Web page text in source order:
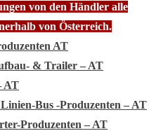
von den Händler alle
von Österreich.
AT
& Trailer – AT
AT
Bus -Produzenten – AT
Produzenten – AT